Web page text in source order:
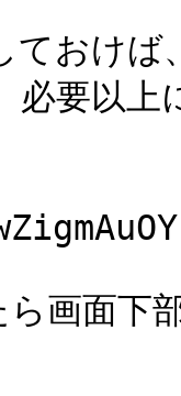
ておけば
必要以上
画面下